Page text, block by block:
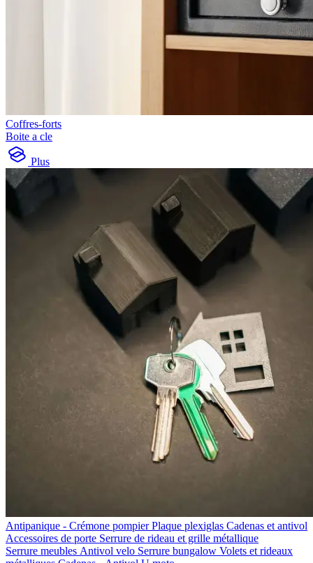
Coffres-forts
Boite a cle
Plus
Antipanique - Crémone pompierPlaque plexiglas Cadenas et antivol
Accessoires de porte Serrure de rideau et grille métallique
Serrure meubles Antivol velo Serrure bungalow Volets et rideaux